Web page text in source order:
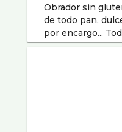
Obrador sin
de todo pan,
por encargo...